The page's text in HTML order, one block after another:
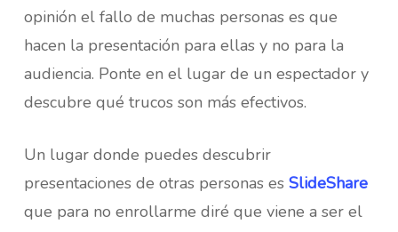
opinión el fallo de muchas personas es que
hacen la presentación para ellas y no para la
audiencia. Ponte en el lugar de un espectador y
descubre qué trucos son más efectivos.
Un lugar donde puedes descubrir
presentaciones de otras personas es SlideShare
que para no enrollarme diré que viene a ser el